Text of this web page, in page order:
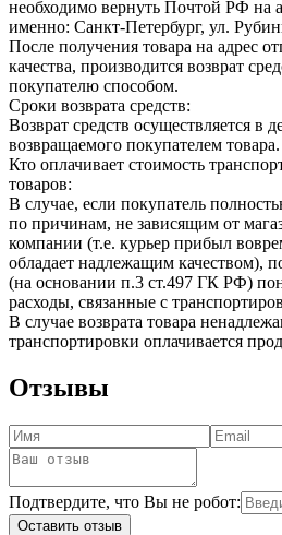
необходимо вернуть Почтой РФ на
именно: Санкт-Петербург, ул.
После получения товара на адрес
качества, производится возврат
покупателю способом.
Сроки возврата средств:
Возврат средств осуществляется в
возвращаемого покупателем товара.
Кто оплачивает стоимость
товаров:
В случае, если покупатель
по причинам, не зависящим от
компании (т.е. курьер прибыл
обладает надлежащим качеством),
(на основании п.3 ст.497 ГК РФ)
расходы, связанные с
В случае возврата товара
транспортировки оплачивается
Отзывы
Подтвердите, что Вы не робот:
Оставить отзыв